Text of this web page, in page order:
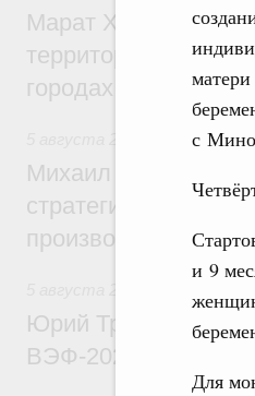
с
и 9
Для
Марат Хуснуллин:
территорий в
городах ДНР
Вопросы
Михаил Мишустин
стратегической
Юрий Трутнев:
ВЭФ-2026